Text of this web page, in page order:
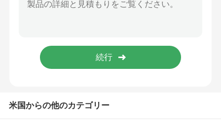
クラフト紙のジャンボ ロール
米国からの他のカテゴリー